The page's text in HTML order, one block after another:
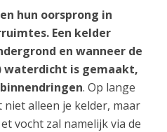
hun oorsprong in
Een kelder
en wanneer de
waterdicht is gemaakt,
. Op lange
alleen je kelder, maar
vocht zal namelijk via de